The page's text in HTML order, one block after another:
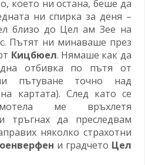
което ни остана, беше да
ни спирка за деня –
близо до Цел ам Зее на
Пътят ни минаваше през
Кицбюел. Нямаше как да
отбивка по пътя от
пътуване точно над
картата). След като се
ме връхлетя
тръгнах да преследвам
няколко страхотни
и градчето Цел